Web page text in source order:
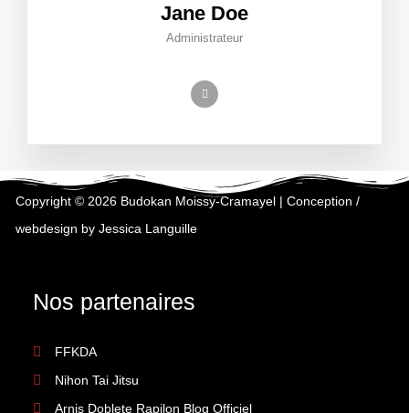
Jane Doe
Administrateur
Copyright © 2026 Budokan Moissy-Cramayel | Conception /
webdesign by Jessica Languille
Nos partenaires
FFKDA
Nihon Tai Jitsu
Arnis Doblete Rapilon Blog Officiel